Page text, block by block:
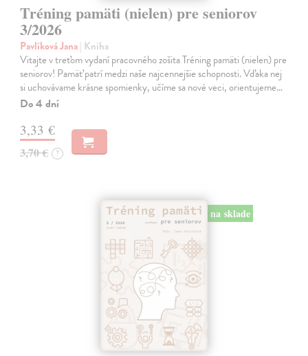
Tréning pamäti (nielen) pre seniorov
3/2026
Pavlíková Jana| Kniha
Vitajte v treťom vydaní pracovného zošita Tréning pamäti (nielen) pre
seniorov! Pamäť patrí medzi naše najcennejšie schopnosti. Vďaka nej
si uchovávame krásne spomienky, učíme sa nové veci, orientujeme…
Do 4 dní
3,33 €
3,70 € ?
na sklade